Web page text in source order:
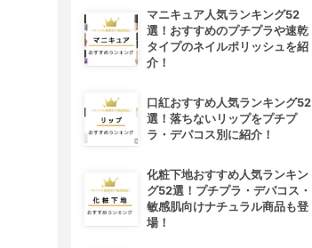
マニキュア人気ランキング52
選！おすすめのプチプラや速乾
タイプのネイルポリッシュを紹
介！
口紅おすすめ人気ランキング52
選！落ちないリップをプチプ
ラ・デパコス別に紹介！
化粧下地おすすめ人気ランキン
グ52選！プチプラ・デパコス・
敏感肌向けナチュラル商品も登
場！